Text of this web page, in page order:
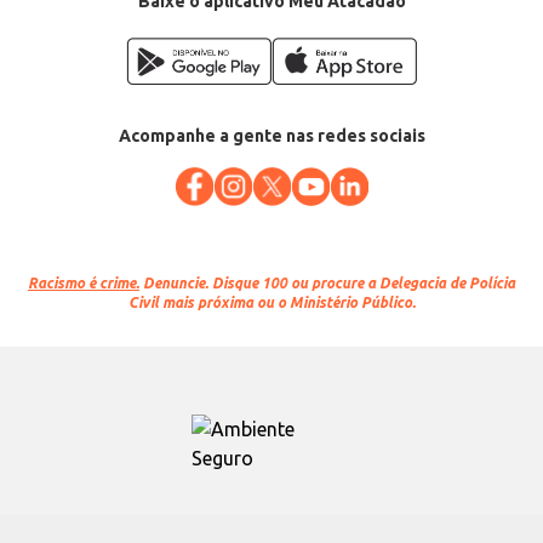
Acompanhe a gente nas redes sociais
Racismo é crime. Denuncie. Disque 100 ou procure a Delegacia de Polícia
Civil mais próxima ou o Ministério Público.